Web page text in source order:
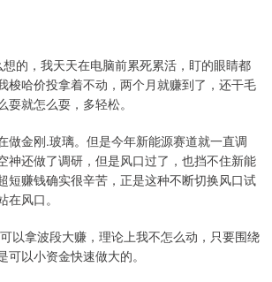
，我天天在电脑前累死累活，盯的眼睛都
梭哈价投拿着不动，两个月就赚到了，还干毛
就怎么耍，多轻松。
金刚.玻璃。但是今年新能源赛道就一直调
神还做了调研，但是风口过了，也挡不住新能
短赚钱确实很辛苦，正是这种不断切换风口试
风口。
拿波段大赚，理论上我不怎么动，只要围绕
以小资金快速做大的。